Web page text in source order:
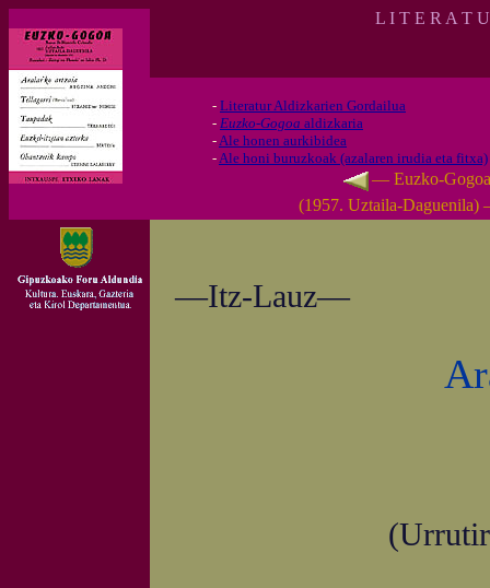
L I T E R A T
- Literatur Aldizkarien Gordailua
- Euzko-Gogoa aldizkaria
-Ale honen aurkibidea
-Ale honi buruzkoak (azalaren irudia eta fitxa)
— Euzko-Gogoa
(1957. Uztaila-Daguenila)
—Itz-Lauz—